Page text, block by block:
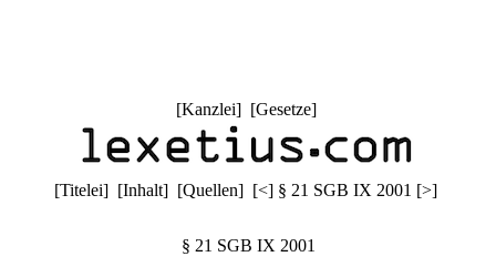
[Kanzlei] [Gesetze]
[Titelei] [Inhalt] [Quellen] [<] § 21 SGB IX 2001 [>]
§ 21 SGB IX 2001